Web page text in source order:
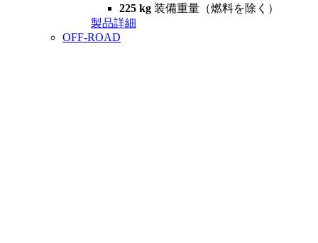
225 kg 装備重量（燃料を除く）
製品詳細
OFF-ROAD